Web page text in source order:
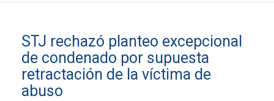
STJ rechazó planteo excepcional
de condenado por supuesta
retractación de la víctima de
abuso